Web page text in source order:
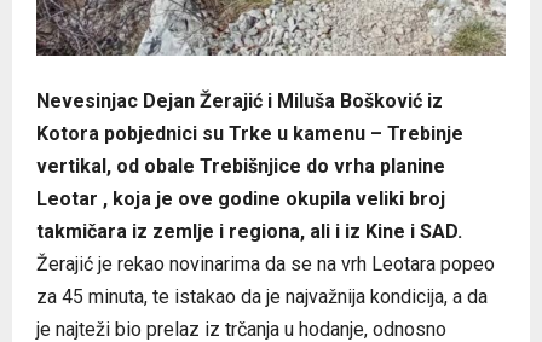
Nevesinjac Dejan Žerajić i Miluša Bošković iz
Kotora pobjednici su Trke u kamenu – Trebinje
vertikal, od obale Trebišnjice do vrha planine
Leotar , koja je ove godine okupila veliki broj
takmičara iz zemlje i regiona, ali i iz Kine i SAD.
Žerajić je rekao novinarima da se na vrh Leotara popeo
za 45 minuta, te istakao da je najvažnija kondicija, a da
je najteži bio prelaz iz trčanja u hodanje, odnosno